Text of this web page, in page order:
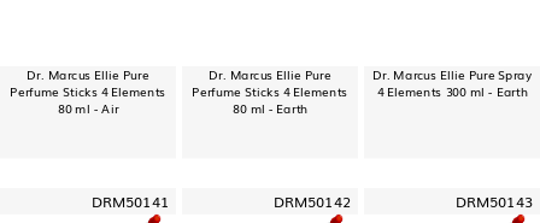
Dr. Marcus Ellie Pure
Perfume Sticks 4 Elements
80 ml - Air
Dr. Marcus Ellie Pure
Perfume Sticks 4 Elements
80 ml - Earth
Dr. Marcus Ellie Pure Spray
4 Elements 300 ml - Earth
DRM50141 DRM50142 DRM50143